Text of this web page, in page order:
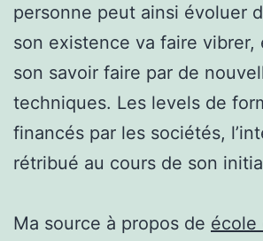
personne peut ainsi évoluer
son existence va faire vibrer,
son savoir faire par de
techniques. Les levels de
financés par les sociétés,
rétribué au cours de son
Ma source à propos de école